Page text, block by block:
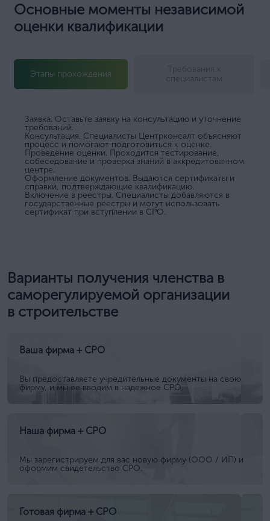
Основные моменты независимой
оценки квалификации
Этапы прохождения
Требования к
специалистам
Заявка. Оставьте заявку на консультацию и уточнение
требований.
Консультация. Специалисты Центрконсалт объясняют
процесс и помогают подготовиться к оценке.
Проведение оценки. Проходится тестирование,
собеседование и проверка знаний в аккредитованном
центре.
Оформление документов. Выдаются сертификаты и
справки, подтверждающие квалификацию.
Включение в реестры. Специалисты добавляются в
государственные реестры и могут использовать
сертификат при вступлении в СРО.
Варианты получения членства в
саморегулируемой организации
в строительстве
Ваша фирма + СРО
Вы предоставляете учредительные документы на свою
фирму, и мы ее вводим в надежное СРО.
Наша фирма + СРО
Мы зарегистрируем для вас новую фирму (ООО / ИП) и
оформим свидетельство СРО.
Готовая фирма + СРО